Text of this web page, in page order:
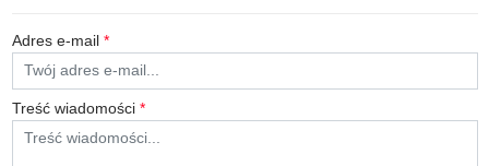
Adres e-mail *
Treść wiadomości *